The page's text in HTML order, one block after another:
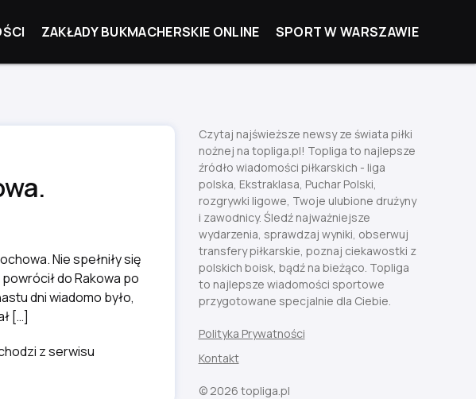
ZAKŁADY BUKMACHERSKIE ONLINE SPORT W WARSZAWIE
Nie spełniły się
do Rakowa po
dni wiadomo było,
[…]
z serwisu
Czytaj najświeższe newsy ze świata piłki
nożnej na topliga.pl! Topliga to najlepsze
źródło wiadomości piłkarskich - liga
polska, Ekstraklasa, Puchar Polski,
rozgrywki ligowe, Twoje ulubione drużyny
i zawodnicy. Śledź najważniejsze
wydarzenia, sprawdzaj wyniki, obserwuj
transfery piłkarskie, poznaj ciekawostki z
polskich boisk, bądź na bieżąco. Topliga
to najlepsze wiadomości sportowe
przygotowane specjalnie dla Ciebie.
Polityka Prywatności
Kontakt
© 2026 topliga.pl